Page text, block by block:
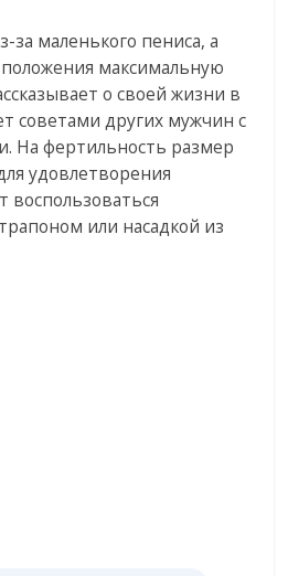
за маленького пениса, а
положения максимальную
о своей жизни в
советами других мужчин с
На фертильность размер
удовлетворения
или насадкой из